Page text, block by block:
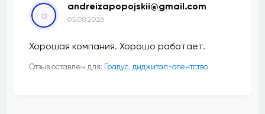
a
andreizapopojskii@gmail.com
05.08.2026
Хорошая компания. Хорошо работает.
Отзыв оставлен для: ​Градус, диджитал-агентство